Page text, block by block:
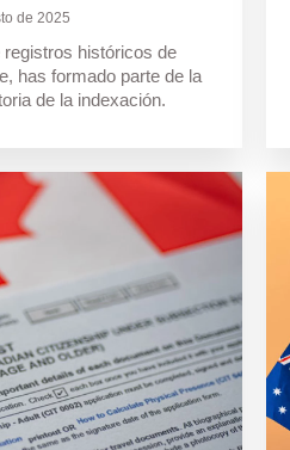
de 2025
históricos de
has formado parte de la
de la indexación.